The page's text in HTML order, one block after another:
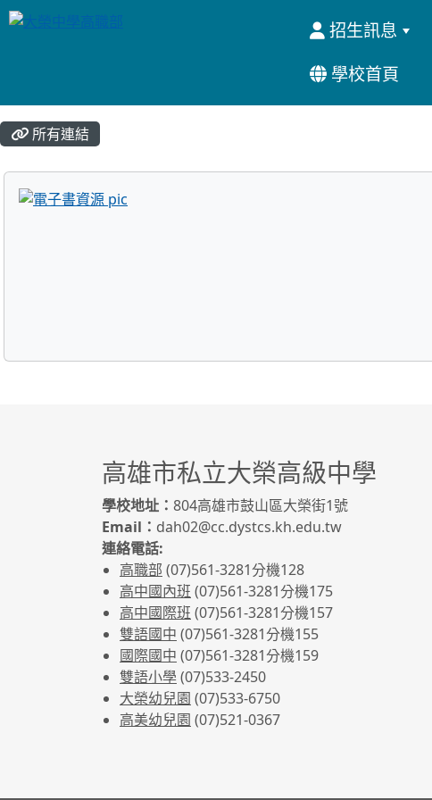
招生訊息
學校首頁
所有連結
高雄市私立大榮高級中學
學校地址： 804高雄市鼓山區大榮街1號
Email： dah02@cc.dystcs.kh.edu.tw
連絡電話:
高職部 (07)561-3281分機128
高中國內班 (07)561-3281分機175
高中國際班 (07)561-3281分機157
雙語國中 (07)561-3281分機155
國際國中 (07)561-3281分機159
雙語小學(07)533-2450
大榮幼兒園 (07)533-6750
高美幼兒園 (07)521-0367